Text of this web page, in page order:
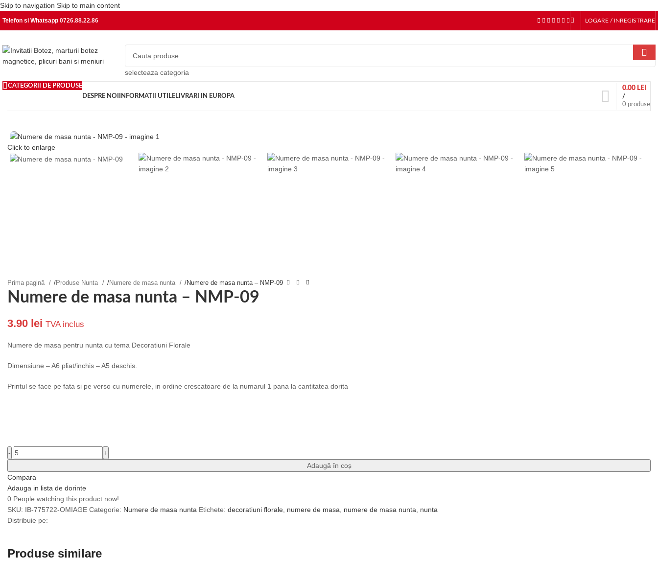
Skip to navigation Skip to main content
Telefon si Whatsapp 0726.88.22.86 LOGARE / INREGISTRARE
selecteaza categoria
CATEGORII DE PRODUSE
DESPRE NOI
INFORMATII UTILELIVRARI IN EUROPA
0 produse
/
0.00 LEI
Click to enlarge
Prima pagină /Produse Nunta /Numere de masa nunta /Numere de masa nunta – NMP-09
Numere de masa nunta – NMP-09
3.90 lei TVA inclus
Numere de masa pentru nunta cu tema Decoratiuni Florale
Dimensiune – A6 pliat/inchis – A5 deschis.
Printul se face pe fata si pe verso cu numerele, in ordine crescatoare de la numarul 1 pana la cantitatea dorita
-
+
Adaugă în coș
Compara
Adauga in lista de dorinte
0 People watching this product now!
SKU: IB-775722-OMIAGE Categorie: Numere de masa nunta Etichete: decoratiuni florale numere de masa numere de masa nunta
nunta
Distribuie pe:
Produse similare